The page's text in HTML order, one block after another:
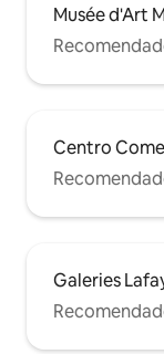
Musée d'Art
Centro
Galeries